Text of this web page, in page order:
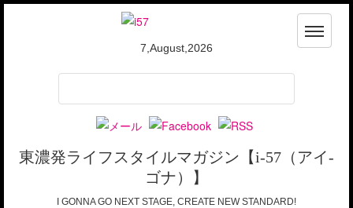
TOP
ABOUT i-57
i-57って？
WRITERS
i-57ライターズ
7,August,2026
東濃発ライフスタイルマガジン【i-57（アイ-
ゴナ）】
I GONNA GO NEXT STAGE, CREATE NEW STANDARD!